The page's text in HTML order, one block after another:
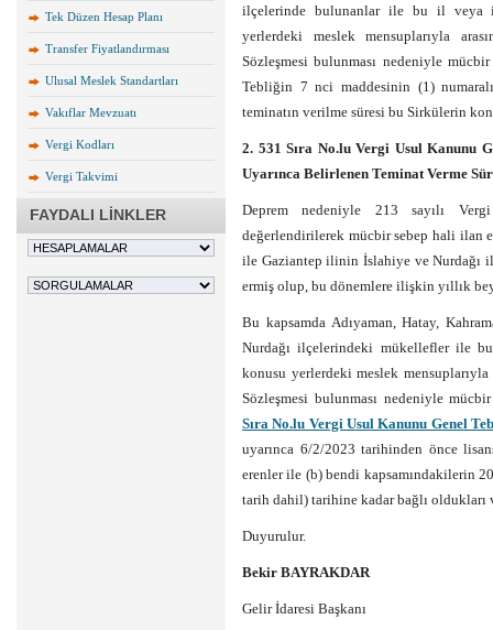
Tek Düzen Hesap Planı
Transfer Fiyatlandırması
Ulusal Meslek Standartları
Vakıflar Mevzuatı
Vergi Kodları
Vergi Takvimi
FAYDALI LİNKLER
ilçelerinde bulunanlar ile bu il veya
yerlerdeki meslek mensuplarıyla
Sözleşmesi bulunması nedeniyle
Tebliğin 7 nci maddesinin (1)
teminatın verilme süresi bu Sirkülerin
2. 531 Sıra No.lu Vergi Usul Kanunu
Uyarınca Belirlenen Teminat Verme
Deprem nedeniyle 213 sayılı
değerlendirilerek mücbir sebep hali ilan
ile Gaziantep ilinin İslahiye ve Nurdağı
ermiş olup, bu dönemlere ilişkin yıllık
Bu kapsamda Adıyaman, Hatay,
Nurdağı ilçelerindeki mükellefler ile
konusu yerlerdeki meslek
Sözleşmesi bulunması nedeniyle
Sıra No.lu Vergi Usul Kanunu Genel
uyarınca 6/2/2023 tarihinden önce
erenler ile (b) bendi kapsamındakilerin
tarih dahil) tarihine kadar bağlı
Duyurulur.
Bekir BAYRAKDAR
Gelir İdaresi Başkanı